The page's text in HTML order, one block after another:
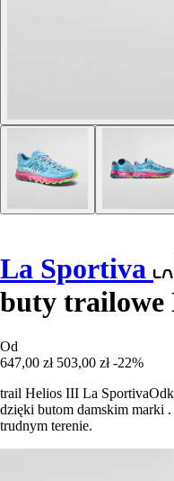
La Sportiva
buty trailowe
Od
647,00 zł 503,00 zł -22%
trail Helios III La
dzięki butom damskim marki
trudnym terenie.